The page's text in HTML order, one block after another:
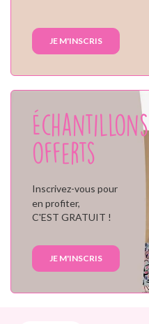
JE M'INSCRIS
Échantillons
offerts
Inscrivez-vous pour
en profiter,
C'EST GRATUIT !
JE M'INSCRIS